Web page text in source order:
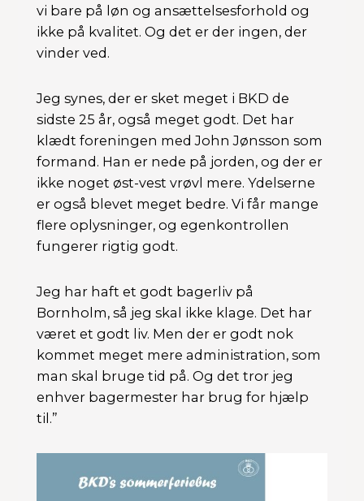
vi bare på løn og ansættelsesforhold og
ikke på kvalitet. Og det er der ingen, der
vinder ved.
Jeg synes, der er sket meget i BKD de
sidste 25 år, også meget godt. Det har
klædt foreningen med John Jønsson som
formand. Han er nede på jorden, og der er
ikke noget øst-vest vrøvl mere. Ydelserne
er også blevet meget bedre. Vi får mange
flere oplysninger, og egenkontrollen
fungerer rigtig godt.
Jeg har haft et godt bagerliv på
Bornholm, så jeg skal ikke klage. Det har
været et godt liv. Men der er godt nok
kommet meget mere administration, som
man skal bruge tid på. Og det tror jeg
enhver bagermester har brug for hjælp
til.”